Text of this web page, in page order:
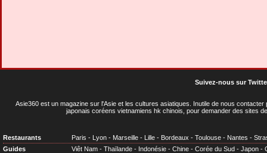
Suivez-nous sur
Asie360 est un magazine sur l'Asie et les cultures asiatiques . Inutile de nous
japonais coréens vietnamiens hk chinois, pour demander des sites
Restaurants Paris - Lyon - Marseille - Lille - Bordeaux - Toulouse - Nantes -
Guides
Viêt Nam - Thaïlande - Indonésie - Chine - Corée du Sud - Japon -